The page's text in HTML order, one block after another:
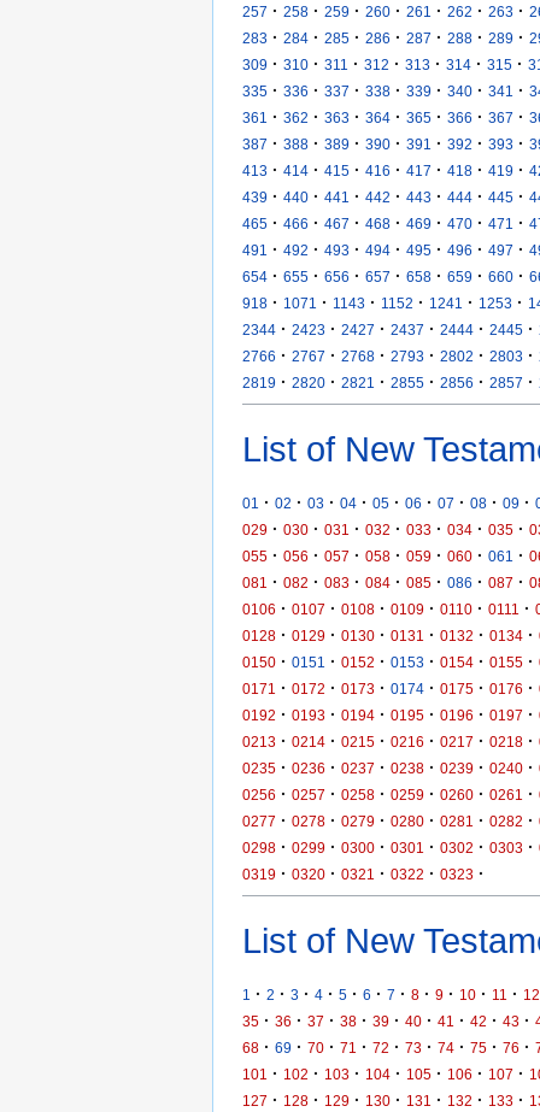
257 · 258 · 259 · 260 · 261 · 262 · 263 ·
283 · 284 · 285 · 286 · 287 · 288 · 289 ·
309 · 310 · 311 · 312 · 313 · 314 · 315 ·
335 · 336 · 337 · 338 · 339 · 340 · 341 ·
361
· 362 · 363 · 364 · 365 · 366 · 367 ·
387 · 388 · 389 · 390 · 391 · 392 · 393 ·
413 · 414 · 415 · 416 · 417 · 418 · 419 ·
439 · 440 · 441 · 442 · 443 · 444 · 445 ·
465 · 466 · 467 · 468 · 469 · 470 · 471 ·
491
· 492 · 493 · 494 · 495 · 496 · 497 ·
654 · 655 · 656 · 657 · 658 · 659 · 660 ·
918 · 1071 · 1143 · 1152 · 1241 · 1253 ·
2344 · 2423 · 2427 · 2437 · 2444 · 2445 ·
2766 · 2767 · 2768 · 2793 · 2802 · 2803 ·
2819 · 2820 · 2821 · 2855 · 2856 · 2857 ·
List of New
01 · 02 · 03 · 04 · 05 · 06 · 07 · 08 · 09 ·
029 · 030 · 031 · 032 · 033 · 034 · 035 ·
055 · 056 · 057 · 058 · 059 · 060 · 061 ·
081
· 082 · 083 · 084 · 085 · 086 · 087 ·
0106 · 0107 · 0108 · 0109 · 0110 · 0111 ·
0128 · 0129 · 0130 · 0131 · 0132 · 0134 ·
0150 · 0151 · 0152 · 0153 · 0154 · 0155 ·
0171
· 0172 · 0173 · 0174 · 0175 · 0176 ·
0192 · 0193 · 0194 · 0195 · 0196 · 0197 ·
0213 · 0214 · 0215 · 0216 · 0217 · 0218 ·
0235 · 0236 · 0237 · 0238 · 0239 · 0240 ·
0256 · 0257 · 0258 · 0259 · 0260 · 0261 ·
0277 · 0278 · 0279 · 0280 · 0281 · 0282 ·
0298 · 0299 · 0300 · 0301 · 0302 · 0303 ·
0319 · 0320 · 0321 · 0322 · 0323 ·
List of New
1 · 2 · 3 · 4 · 5 · 6 · 7 · 8 · 9 · 10 · 11 · 12
35 · 36 · 37 · 38 · 39 · 40 · 41 · 42 · 43 ·
68 · 69 · 70 · 71 · 72 · 73 · 74 · 75 · 76 ·
101
· 102 · 103 · 104 · 105 · 106 · 107 ·
127 · 128 · 129 · 130 · 131 · 132 · 133 ·